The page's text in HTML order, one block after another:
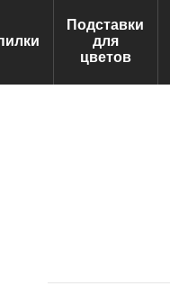
Подставки
для
цветов